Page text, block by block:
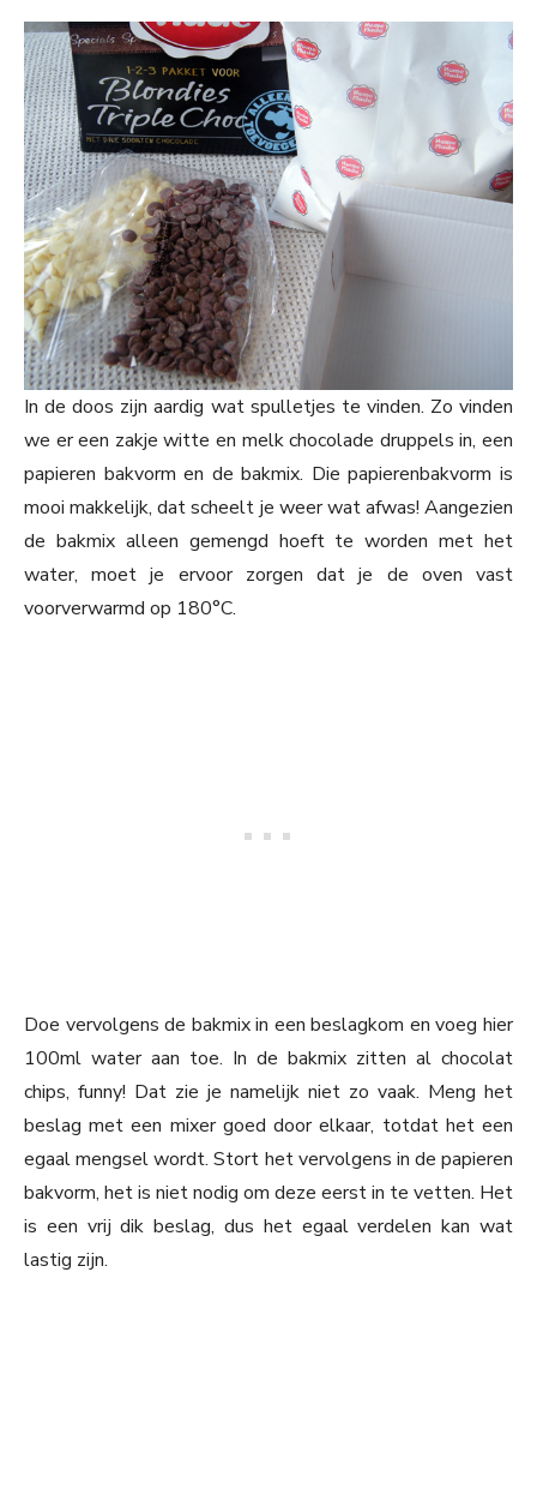
In de doos zijn aardig wat spulletjes te vinden. Zo vinden
we er een zakje witte en melk chocolade druppels in, een
papieren bakvorm en de bakmix. Die papierenbakvorm is
mooi makkelijk, dat scheelt je weer wat afwas! Aangezien
de bakmix alleen gemengd hoeft te worden met het
water, moet je ervoor zorgen dat je de oven vast
voorverwarmd op 180°C.
Doe vervolgens de bakmix in een beslagkom en voeg hier
100ml water aan toe. In de bakmix zitten al chocolat
chips, funny! Dat zie je namelijk niet zo vaak. Meng het
beslag met een mixer goed door elkaar, totdat het een
egaal mengsel wordt. Stort het vervolgens in de papieren
bakvorm, het is niet nodig om deze eerst in te vetten. Het
is een vrij dik beslag, dus het egaal verdelen kan wat
lastig zijn.